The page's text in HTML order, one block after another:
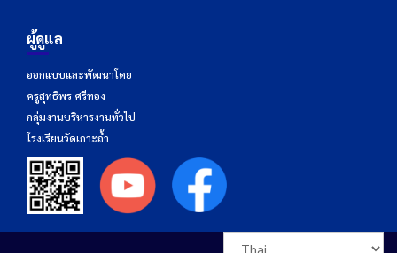
ผู้ดูแล
ออกแบบและพัฒนาโดย
ครูสุทธิพร ศรีทอง
กลุ่มงานบริหารงานทั่วไป
โรงเรียนวัดเกาะถ้ำ